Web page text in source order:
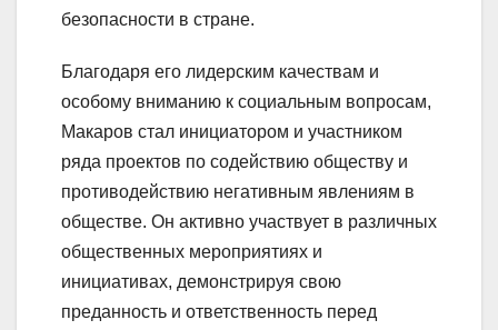
безопасности в стране.
Благодаря его лидерским качествам и
особому вниманию к социальным вопросам,
Макаров стал инициатором и участником
ряда проектов по содействию обществу и
противодействию негативным явлениям в
обществе. Он активно участвует в различных
общественных мероприятиях и
инициативах, демонстрируя свою
преданность и ответственность перед